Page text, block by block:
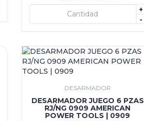
+
-
+ AGREGAR
DESARMADOR
DESARMADOR JUEGO 6 PZAS
RJ/NG 0909 AMERICAN
POWER TOOLS | 0909